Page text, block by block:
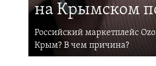
на Крымском
Российский маркетплейс
Крым? В чем причина?